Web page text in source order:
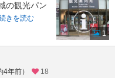
の観光パン
きを読む
1
年前）
18